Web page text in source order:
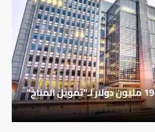
البنك الدولي يخصص 194 مليون دولار لـ”تمويل المناخ”